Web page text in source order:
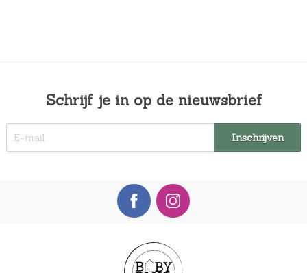
Schrijf je in op de nieuwsbrief